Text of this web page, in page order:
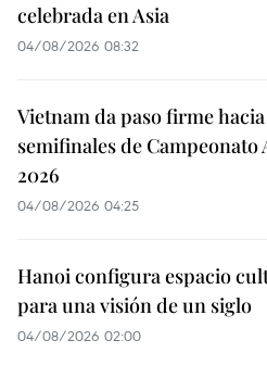
celebrada en Asia
04/08/2026 08:32
Vietnam da paso firme
semifinales de Campeonato
2026
04/08/2026 04:25
Hanoi configura espacio
para una visión de un siglo
04/08/2026 02:00